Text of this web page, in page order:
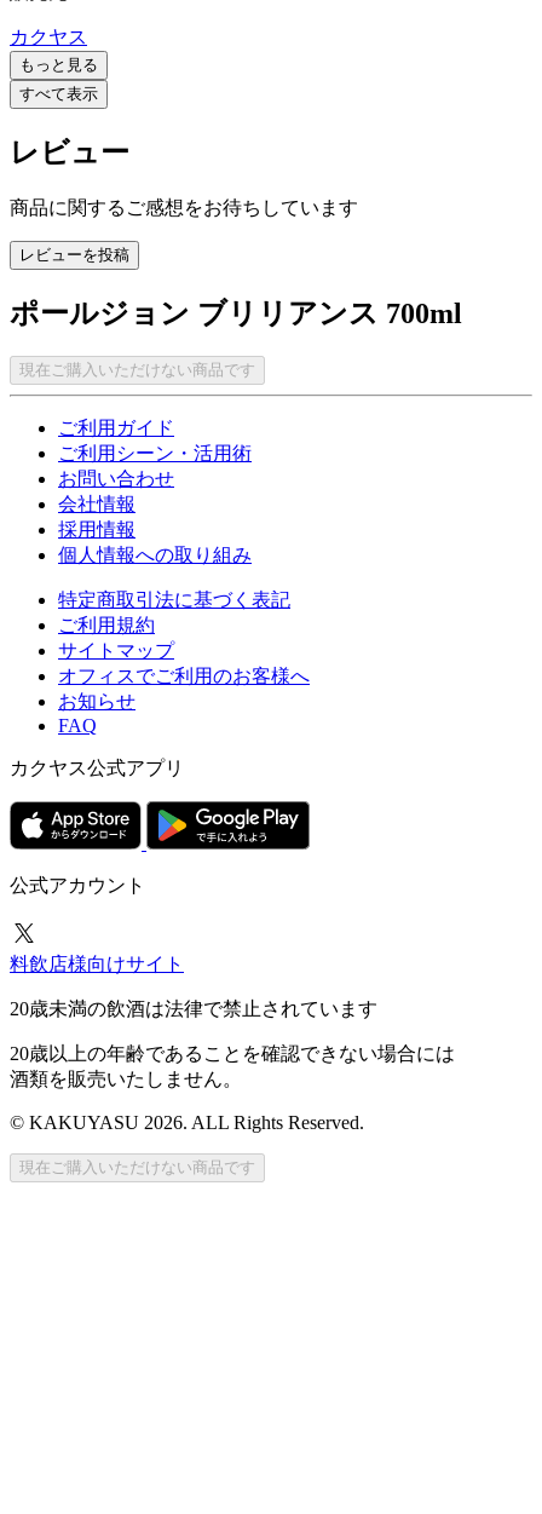
カクヤス
もっと見る
すべて表示
レビュー
商品に関するご感想をお待ちしています
レビューを投稿
ポールジョン ブリリアンス 700ml
現在ご購入いただけない商品です
ご利用ガイド
ご利用シーン・活用術
お問い合わせ
会社情報
採用情報
個人情報への取り組み
特定商取引法に基づく表記
ご利用規約
サイトマップ
オフィスでご利用のお客様へ
お知らせ
FAQ
カクヤス公式アプリ
公式アカウント
料飲店様向けサイト
20歳未満の飲酒は法律で禁止されています
20歳以上の年齢であることを確認できない場合には
酒類を販売いたしません。
© KAKUYASU 2026. ALL Rights Reserved.
現在ご購入いただけない商品です